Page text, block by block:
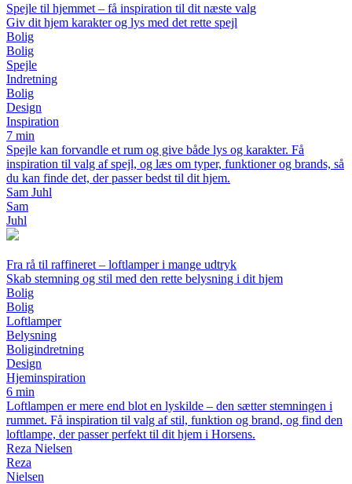
Spejle til hjemmet – få inspiration til dit næste valg
Giv dit hjem karakter og lys med det rette spejl
Bolig
Bolig
Spejle
Indretning
Bolig
Design
Inspiration
7 min
Spejle kan forvandle et rum og give både lys og karakter. Få
inspiration til valg af spejl, og læs om typer, funktioner og brands, så
du kan finde det, der passer bedst til dit hjem.
Sam Juhl
Sam
Juhl
Fra rå til raffineret – loftlamper i mange udtryk
Skab stemning og stil med den rette belysning i dit hjem
Bolig
Bolig
Loftlamper
Belysning
Boligindretning
Design
Hjeminspiration
6 min
Loftlampen er mere end blot en lyskilde – den sætter stemningen i
rummet. Få inspiration til valg af stil, funktion og brand, og find den
loftlampe, der passer perfekt til dit hjem i Horsens.
Reza Nielsen
Reza
Nielsen